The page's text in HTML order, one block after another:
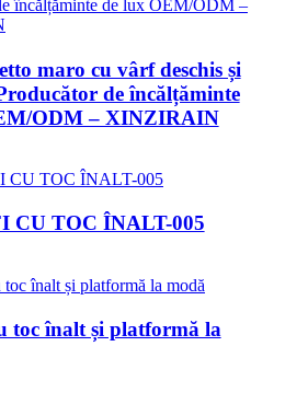
maro cu vârf deschis și
de încălțăminte
ODM – XINZIRAIN
CU TOC ÎNALT-005
toc înalt și platformă la